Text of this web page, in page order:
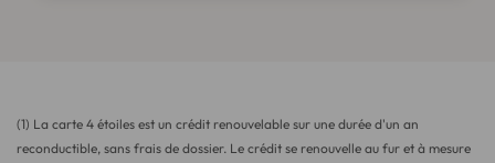
(1) La carte 4 étoiles est un crédit renouvelable sur une durée d'un an
reconductible, sans frais de dossier. Le crédit se renouvelle au fur et à mesure